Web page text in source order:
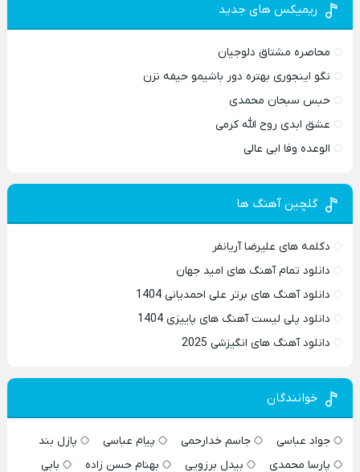
ریمیکس های جدید
محاصره مشتاق دلوجیان
نگو اینجوری بهتره دور باشیمو حیفه نزن
حبس سبحان محمدی
عشق ابدی روح الله کرمی
الوعده وفا ابی عالی
گلچین آهنگ ها
دکلمه های علیرضا آریانفر
دانلود تمام آهنگ های امید جهان
دانلود آهنگ های برتر علی احمدیانی 1404
دانلود پلی لیست آهنگ های پاییزی 1404
دانلود آهنگ های انگیزشی 2025
خوانندگان
جواد عباسی جاسم خدارحمی پیام عباسی
پازل بند
پارسا محمدی
بیدل برزویی بهنام حسن زاده
بابی